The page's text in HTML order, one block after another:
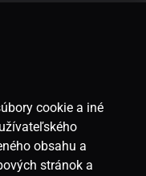
cookie a iné
obsahu a
stránok a